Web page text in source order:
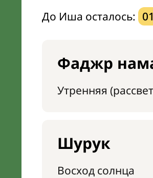
До Иша осталось:
Фаджр
Утренняя
Шурук
Восход солнца